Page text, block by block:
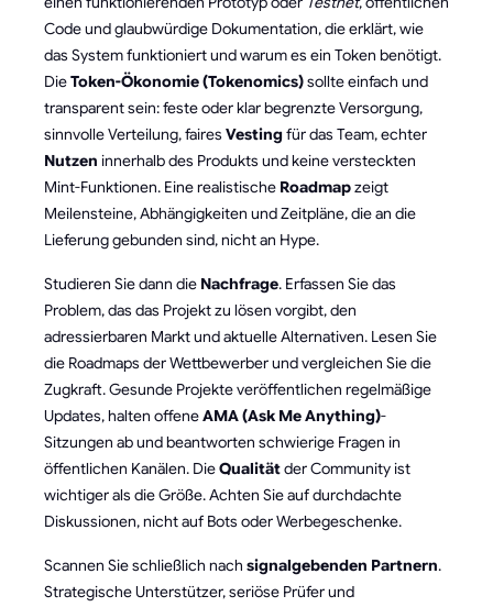
Code und glaubwürdige Dokumentation, die erklärt, wie
das System funktioniert und warum es ein Token benötigt.
DieToken-Ökonomie (Tokenomics)sollte einfach und
transparent sein: feste oder klar begrenzte Versorgung,
sinnvolle Verteilung, faires Vestingfür das Team, echter
Nutzen innerhalb des Produkts und keine versteckten
Mint-Funktionen. Eine realistische Roadmapzeigt
Meilensteine, Abhängigkeiten und Zeitpläne, die an die
Lieferung gebunden sind, nicht an Hype.
Studieren Sie dann die Nachfrage. Erfassen Sie das
Problem, das das Projekt zu lösen vorgibt, den
adressierbaren Markt und aktuelle Alternativen. Lesen Sie
die Roadmaps der Wettbewerber und vergleichen Sie die
Zugkraft. Gesunde Projekte veröffentlichen regelmäßige
Updates, halten offeneAMA (Ask Me Anything)-
Sitzungen ab und beantworten schwierige Fragen in
öffentlichen Kanälen. DieQualitätder Community ist
wichtiger als die Größe. Achten Sie auf durchdachte
Diskussionen, nicht auf Bots oder Werbegeschenke.
Scannen Sie schließlich nach signalgebenden Partnern.
Strategische Unterstützer, seriöse Prüfer und